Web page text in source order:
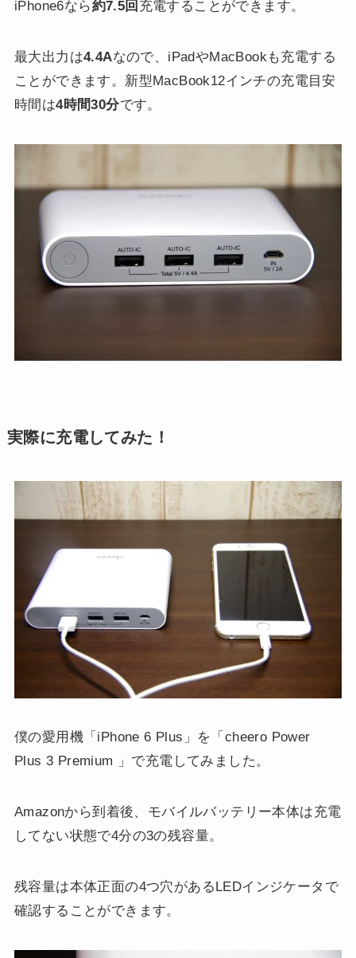
iPhone6なら約7.5回 充電することができます。
最大出力は4.4Aなので、iPadやMacBookも充電する
ことができます。新型MacBook12インチの充電目安
時間は4時間30分です。
実際に充電してみた！
僕の愛用機「iPhone 6 Plus」を「cheero Power
Plus 3 Premium 」で充電してみました。
Amazonから到着後、モバイルバッテリー本体は充電
してない状態で4分の3の残容量。
残容量は本体正面の4つ穴があるLEDインジケータで
確認することができます。